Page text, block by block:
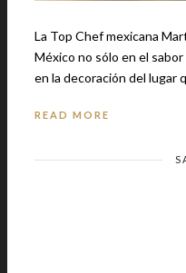
La Top Chef mexicana
México no sólo en el
en la decoración del lugar
READ MORE